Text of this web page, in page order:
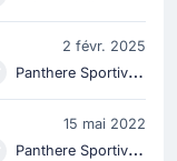
2 févr. 2025
Panthere Sportive Du Nde
15 mai 2022
Panthere Sportive Du Nde